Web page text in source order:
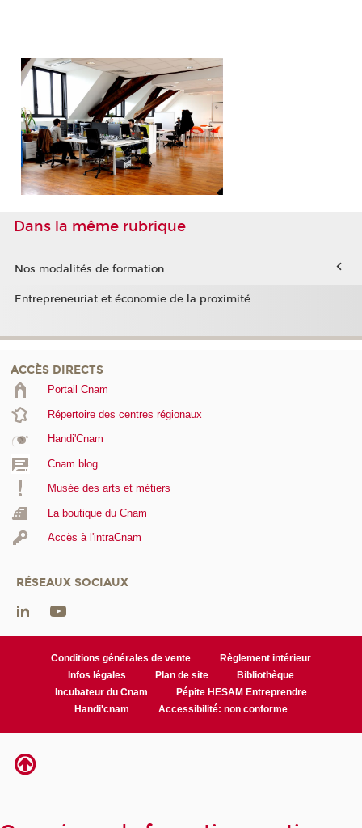
Dans la même rubrique
Nos modalités de formation
Entrepreneuriat et économie de la proximité
ACCÈS DIRECTS
Portail Cnam
Répertoire des centres régionaux
Handi'Cnam
Cnam blog
Musée des arts et métiers
La boutique du Cnam
Accès à l'intraCnam
RÉSEAUX SOCIAUX
Conditions générales de vente
Règlement intérieur
Infos légales
Plan de site
Bibliothèque
Incubateur du Cnam
Pépite HESAM Entreprendre
Handi'cnam
Accessibilité: non conforme